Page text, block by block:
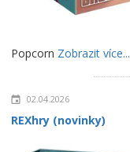
Popcorn Zobrazit více...
02.04.2026
REXhry (novinky)